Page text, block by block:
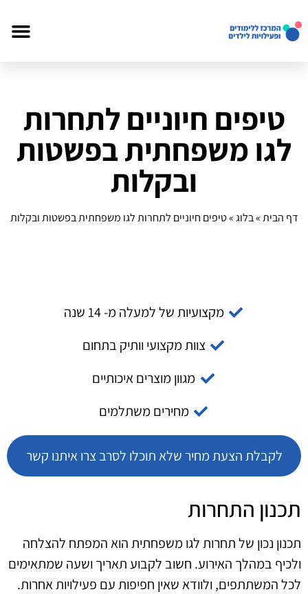
טיפים חיוניים לתחרות
לגו משפחתית בפשטות
ובקלות
דף הבית»בלוג»טיפים חיוניים לתחרות לגו משפחתית בפשטות ובקלות
מקצועיות של למעלה מ- 14 שנה
צוות מקצועי וותיק בתחום
מגוון מוצרים איכותיים
מחירים משתלמים
לקבלת הצעת מחיר שלא תוכלו לסרב צרו איתנו קשר
תכנון התחרות
תכנון נכון של תחרות לגו משפחתית הוא המפתח להצלחה
ולכיף במהלך האירוע. חשוב לקבוע תאריך ושעה שמתאימים
לכל המשתתפים, ולוודא שאין חפיפות עם פעילויות אחרות.